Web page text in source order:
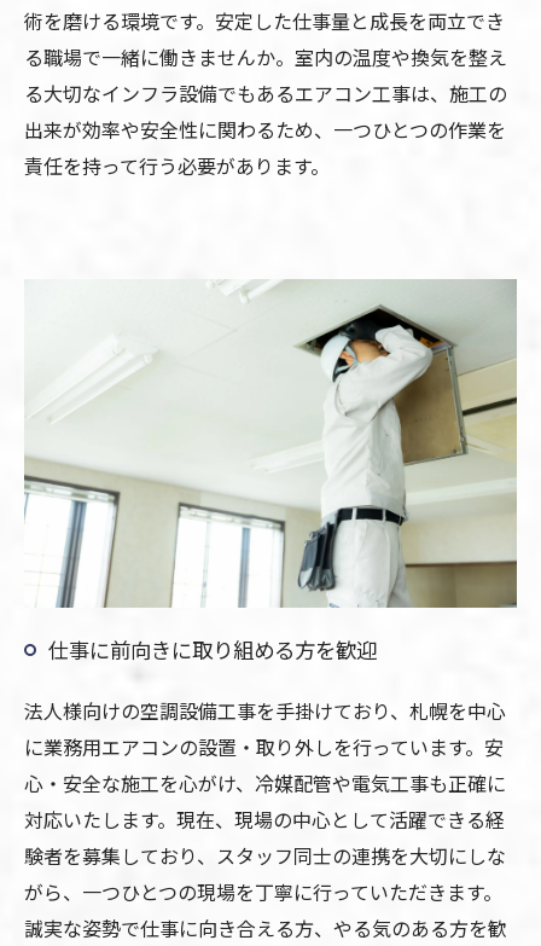
術を磨ける環境です。安定した仕事量と成長を両立でき
る職場で一緒に働きませんか。室内の温度や換気を整え
る大切なインフラ設備でもあるエアコン工事は、施工の
出来が効率や安全性に関わるため、一つひとつの作業を
責任を持って行う必要があります。
仕事に前向きに取り組める方を歓迎
法人様向けの空調設備工事を手掛けており、札幌を中心
に業務用エアコンの設置・取り外しを行っています。安
心・安全な施工を心がけ、冷媒配管や電気工事も正確に
対応いたします。現在、現場の中心として活躍できる経
験者を募集しており、スタッフ同士の連携を大切にしな
がら、一つひとつの現場を丁寧に行っていただきます。
誠実な姿勢で仕事に向き合える方、やる気のある方を歓